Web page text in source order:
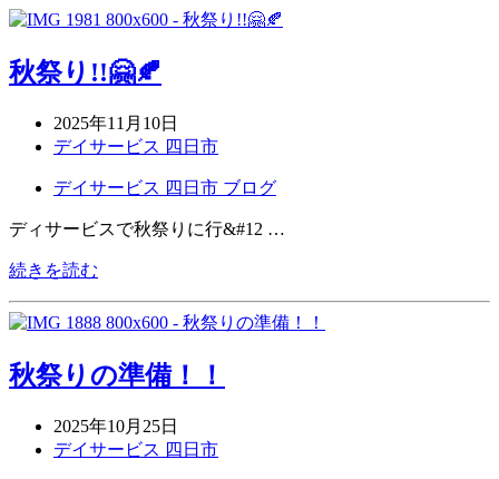
秋祭り!!🤗🍂
2025年11月10日
デイサービス 四日市
デイサービス 四日市 ブログ
ディサービスで秋祭りに行&#12 …
続きを読む
秋祭りの準備！！
2025年10月25日
デイサービス 四日市